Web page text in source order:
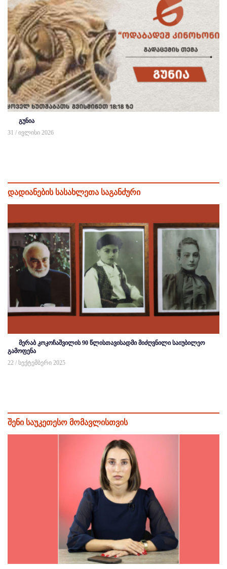
გუნია
31 / ივლისი 2026
დადიანების სასახლეთა საგანძური
მერაბ კოკოჩაშვილის 90 წლისთავისადმი მიძღვნილი საიუბილეო
გამოფენა
22 / სექტემბერი 2025
შენი საუკეთესო მომავლისთვის